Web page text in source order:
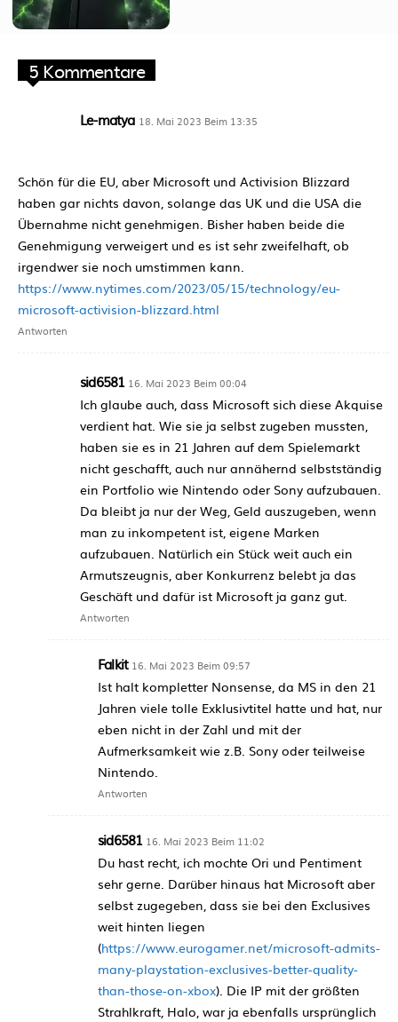
5 Kommentare
Le-matya 18. Mai 2023 Beim 13:35
Schön für die EU, aber Microsoft und Activision Blizzard
haben gar nichts davon, solange das UK und die USA die
Übernahme nicht genehmigen. Bisher haben beide die
Genehmigung verweigert und es ist sehr zweifelhaft, ob
irgendwer sie noch umstimmen kann.
https://www.nytimes.com/2023/05/15/technology/eu-
microsoft-activision-blizzard.html
Antworten
sid6581 16. Mai 2023 Beim 00:04
Ich glaube auch, dass Microsoft sich diese Akquise
verdient hat. Wie sie ja selbst zugeben mussten,
haben sie es in 21 Jahren auf dem Spielemarkt
nicht geschafft, auch nur annähernd selbstständig
ein Portfolio wie Nintendo oder Sony aufzubauen.
Da bleibt ja nur der Weg, Geld auszugeben, wenn
man zu inkompetent ist, eigene Marken
aufzubauen. Natürlich ein Stück weit auch ein
Armutszeugnis, aber Konkurrenz belebt ja das
Geschäft und dafür ist Microsoft ja ganz gut.
Antworten
Falkit 16. Mai 2023 Beim 09:57
Ist halt kompletter Nonsense, da MS in den 21
Jahren viele tolle Exklusivtitel hatte und hat, nur
eben nicht in der Zahl und mit der
Aufmerksamkeit wie z.B. Sony oder teilweise
Nintendo.
Antworten
sid6581 16. Mai 2023 Beim 11:02
Du hast recht, ich mochte Ori und Pentiment
sehr gerne. Darüber hinaus hat Microsoft aber
selbst zugegeben, dass sie bei den Exclusives
weit hinten liegen
(https://www.eurogamer.net/microsoft-admits-
many-playstation-exclusives-better-quality-
than-those-on-xbox). Die IP mit der größten
Strahlkraft, Halo, war ja ebenfalls ursprünglich